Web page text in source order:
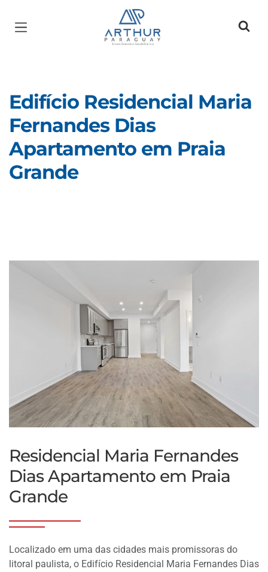
Página inicial
Edifício Residencial Maria
Fernandes Dias
Apartamento em Praia
Grande
Residencial Maria Fernandes
Dias Apartamento em Praia
Grande
Localizado em uma das cidades mais promissoras do
litoral paulista, o Edifício Residencial Maria Fernandes Dias